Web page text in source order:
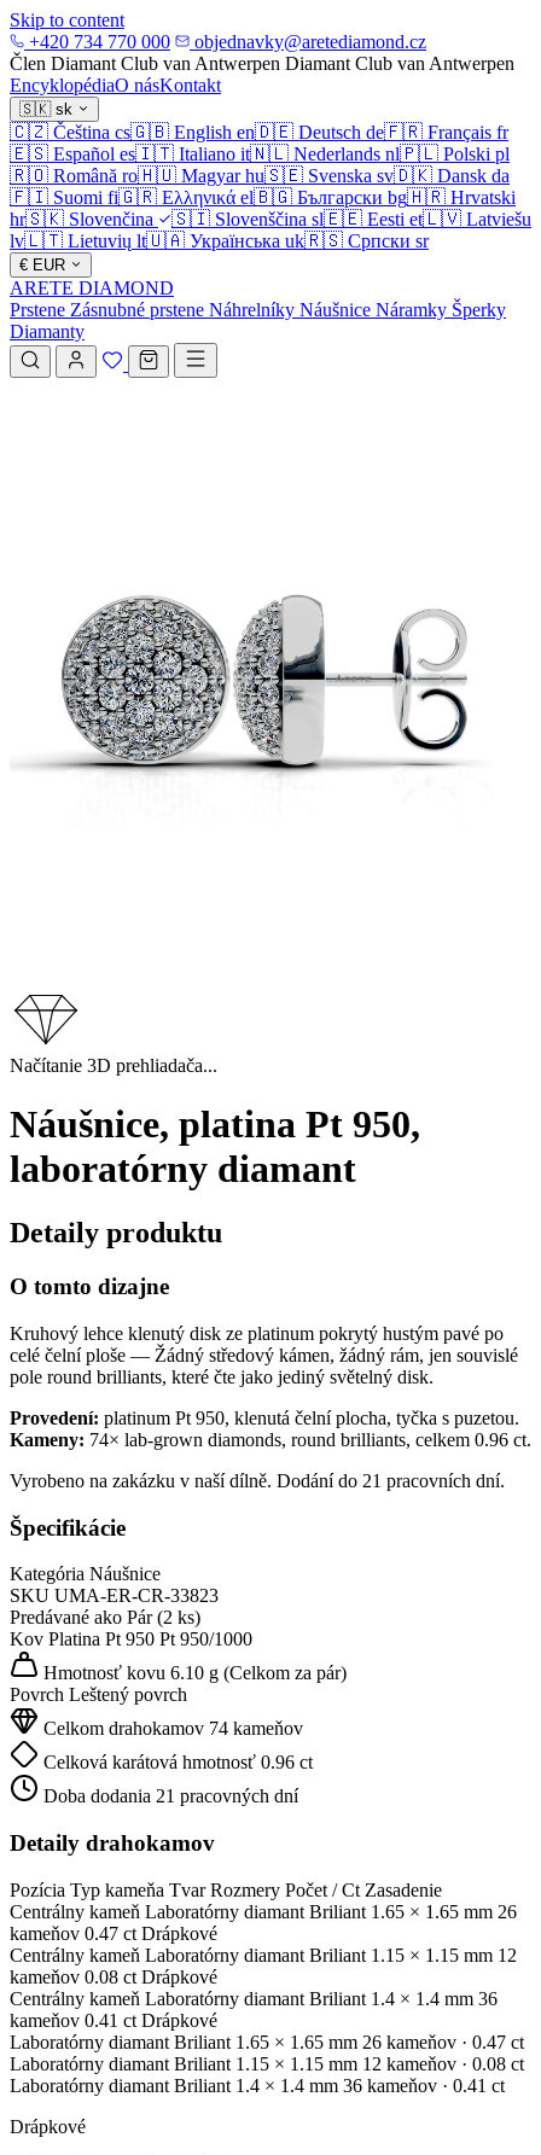
Skip to content
+420 734 770 000
objednavky@aretediamond.cz
Člen Diamant Club van Antwerpen Diamant Club van Antwerpen
EncyklopédiaO násKontakt
🇸🇰 sk
🇨🇿 Čeština cs🇬🇧 English en🇩🇪 Deutsch de🇫🇷 Français fr
🇪🇸 Español es🇮🇹 Italiano it🇳🇱 Nederlands nl🇵🇱 Polski pl
🇷🇴 Română ro🇭🇺 Magyar hu🇸🇪 Svenska sv🇩🇰 Dansk da
🇫🇮 Suomi fi🇬🇷 Ελληνικά el🇧🇬 Български bg🇭🇷 Hrvatski
hr🇸🇰 Slovenčina 🇸🇮 Slovenščina sl🇪🇪 Eesti et🇱🇻 Latviešu
lv🇱🇹 Lietuvių lt🇺🇦 Українська uk🇷🇸 Српски sr
€ EUR
ARETE DIAMOND
Prstene Zásnubné prstene Náhrelníky Náušnice Náramky Šperky
Diamanty
Načítanie 3D prehliadača...
Náušnice, platina Pt 950,
laboratórny diamant
Detaily produktu
O tomto dizajne
Kruhový lehce klenutý disk ze platinum pokrytý hustým pavé po
celé čelní ploše — Žádný středový kámen, žádný rám, jen souvislé
pole round brilliants, které čte jako jediný světelný disk.
Provedení: platinum Pt 950, klenutá čelní plocha, tyčka s puzetou.
Kameny: 74× lab-grown diamonds, round brilliants, celkem 0.96 ct.
Vyrobeno na zakázku v naší dílně. Dodání do 21 pracovních dní.
Špecifikácie
Kategória Náušnice
SKU UMA-ER-CR-33823
Predávané ako Pár (2 ks)
Kov Platina Pt 950 Pt 950/1000
Hmotnosť kovu 6.10 g (Celkom za pár)
Povrch Leštený povrch
Celkom drahokamov 74 kameňov
Celková karátová hmotnosť 0.96 ct
Doba dodania 21 pracovných dní
Detaily drahokamov
Pozícia Typ kameňa Tvar Rozmery Počet / Ct Zasadenie
Centrálny kameň Laboratórny diamant Briliant 1.65 × 1.65 mm 26
kameňov 0.47 ct Drápkové
Centrálny kameň Laboratórny diamant Briliant 1.15 × 1.15 mm 12
kameňov 0.08 ct Drápkové
Centrálny kameň Laboratórny diamant Briliant 1.4 × 1.4 mm 36
kameňov 0.41 ct Drápkové
Laboratórny diamant Briliant 1.65 × 1.65 mm 26 kameňov · 0.47 ct
Laboratórny diamant Briliant 1.15 × 1.15 mm 12 kameňov · 0.08 ct
Laboratórny diamant Briliant 1.4 × 1.4 mm 36 kameňov · 0.41 ct
Drápkové